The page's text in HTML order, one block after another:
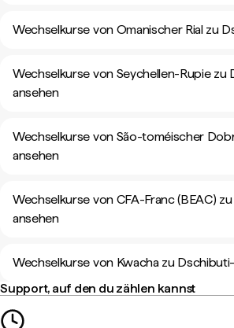
Wechselkurse von Omanischer Rial zu
Wechselkurse von Seychellen-Rupie zu
ansehen
Wechselkurse von São-toméischer
ansehen
Wechselkurse von CFA-Franc (BEAC)
ansehen
Wechselkurse von Kwacha zu
Support, auf den du zählen kannst